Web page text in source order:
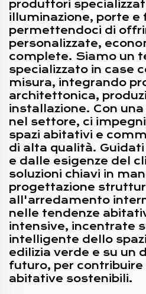
produttori
illuminazione, porte e
permettendoci di
personalizzate,
complete. Siamo un
specializzato in case
misura, integrando
architettonica,
installazione. Con
nel settore, ci
spazi abitativi e
di alta qualità.
e dalle esigenze del
soluzioni chiavi in
progettazione
all'arredamento
nelle tendenze
intensive, incentrate
intelligente dello
edilizia verde e su un
futuro, per contribuire
abitative sostenibili.